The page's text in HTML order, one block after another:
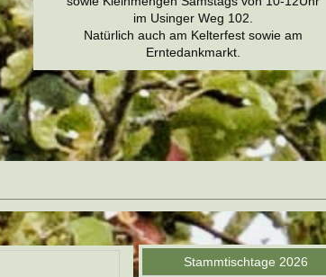
im Usinger Weg 102.
Natürlich auch am Kelterfest sowie am
Erntedankmarkt.
Stammtischtage 2026